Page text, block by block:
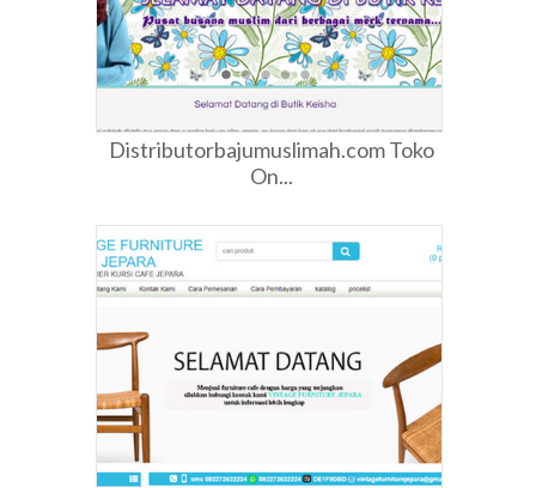
Distributorbajumuslimah.com Toko
On...